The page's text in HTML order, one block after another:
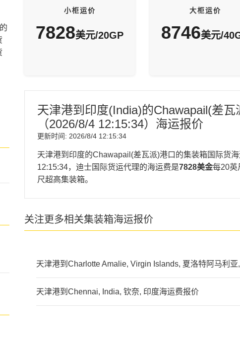
小柜运价
7828美元/20GP
大柜运价
8746美元/
天津港到印度(India)的Chawapail(差
（2026/8/4 12:15:34）海运报价
更新时间: 2026/8/4 12:15:34
天津港到印度的Chawapail(差瓦派)港口的集装箱国际货
12:15:34，迪士国际货运代理的海运费是7828美金每20英
尺超高集装箱。
关注更多相关集装箱海运报价
天津港到Charlotte Amalie, Virgin Islands, 夏洛特阿马利
天津港到Chennai, India, 钦奈, 印度海运费报价